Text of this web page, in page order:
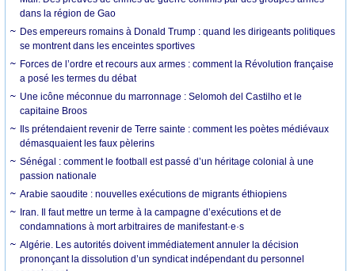
dans la région de Gao
Des empereurs romains à Donald Trump : quand les dirigeants politiques
se montrent dans les enceintes sportives
Forces de l’ordre et recours aux armes : comment la Révolution française
a posé les termes du débat
Une icône méconnue du marronnage : Selomoh del Castilho et le
capitaine Broos
Ils prétendaient revenir de Terre sainte : comment les poètes médiévaux
démasquaient les faux pèlerins
Sénégal : comment le football est passé d’un héritage colonial à une
passion nationale
Arabie saoudite : nouvelles exécutions de migrants éthiopiens
Iran. Il faut mettre un terme à la campagne d’exécutions et de
condamnations à mort arbitraires de manifestant·e·s
Algérie. Les autorités doivent immédiatement annuler la décision
prononçant la dissolution d’un syndicat indépendant du personnel